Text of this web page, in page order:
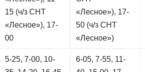
15 (ч/з СНТ
«Лесное»), 17-
00
«Лесное»), 17-
50 (ч/з СНТ
«Лесное»)
5-25, 7-00, 10-
6-05, 7-55, 11-